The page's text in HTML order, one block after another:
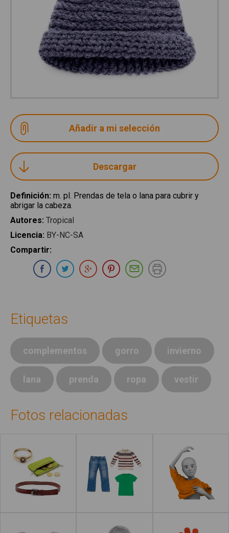
Descargar
Definición: m. pl. Prendas de tela o lana para cubrir y
abrigar la cabeza.
Autores: Tropical
Licencia: BY-NC-SA
Compartir:
Compartir en Whatsapp
Compartir en Facebook
Compartir en Twitter
Compartir en Google Plus
Compartir en Pinterest
Compartir por E-
Etiquetas
complementos gorro invierno
lana prenda ropa vestir
Fotos relacionadas